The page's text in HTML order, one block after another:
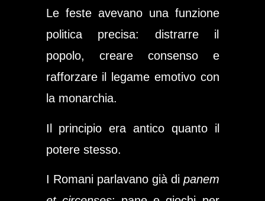
Le feste avevano una funzione
politica precisa: distrarre il
popolo, creare consenso e
rafforzare il legame emotivo con
la monarchia.
Il principio era antico quanto il
potere stesso.
I Romani parlavano già di panem